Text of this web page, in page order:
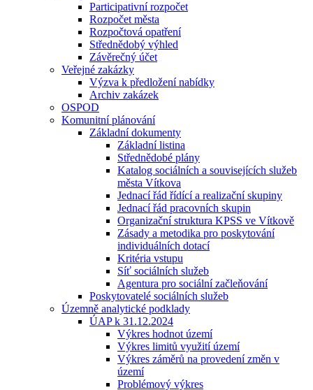
Participativní rozpočet
Rozpočet města
Rozpočtová opatření
Střednědobý výhled
Závěrečný účet
Veřejné zakázky
Výzva k předložení nabídky
Archiv zakázek
OSPOD
Komunitní plánování
Základní dokumenty
Základní listina
Střednědobé plány
Katalog sociálních a souvisejících služeb
města Vítkova
Jednací řád řídící a realizační skupiny
Jednací řád pracovních skupin
Organizační struktura KPSS ve Vítkově
Zásady a metodika pro poskytování
individuálních dotací
Kritéria vstupu
Síť sociálních služeb
Agentura pro sociální začleňování
Poskytovatelé sociálních služeb
Územně analytické podklady
ÚAP k 31.12.2024
Výkres hodnot území
Výkres limitů využití území
Výkres záměrů na provedení změn v
území
Problémový výkres